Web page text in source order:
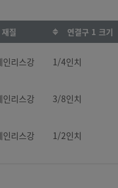
질 연결구 1 크기
리스강 1/4인치
리스강 3/8인치
리스강 1/2인치